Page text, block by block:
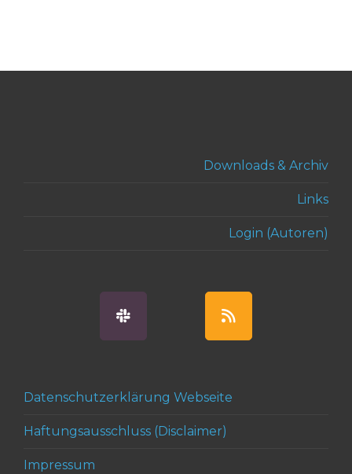
Downloads & Archiv
Links
Login (Autoren)
Datenschutzerklärung Webseite
Haftungsausschluss (Disclaimer)
Impressum